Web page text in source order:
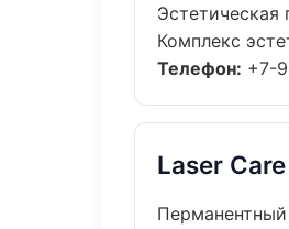
Эстетическая
Комплекс
Телефон: +7-
Laser